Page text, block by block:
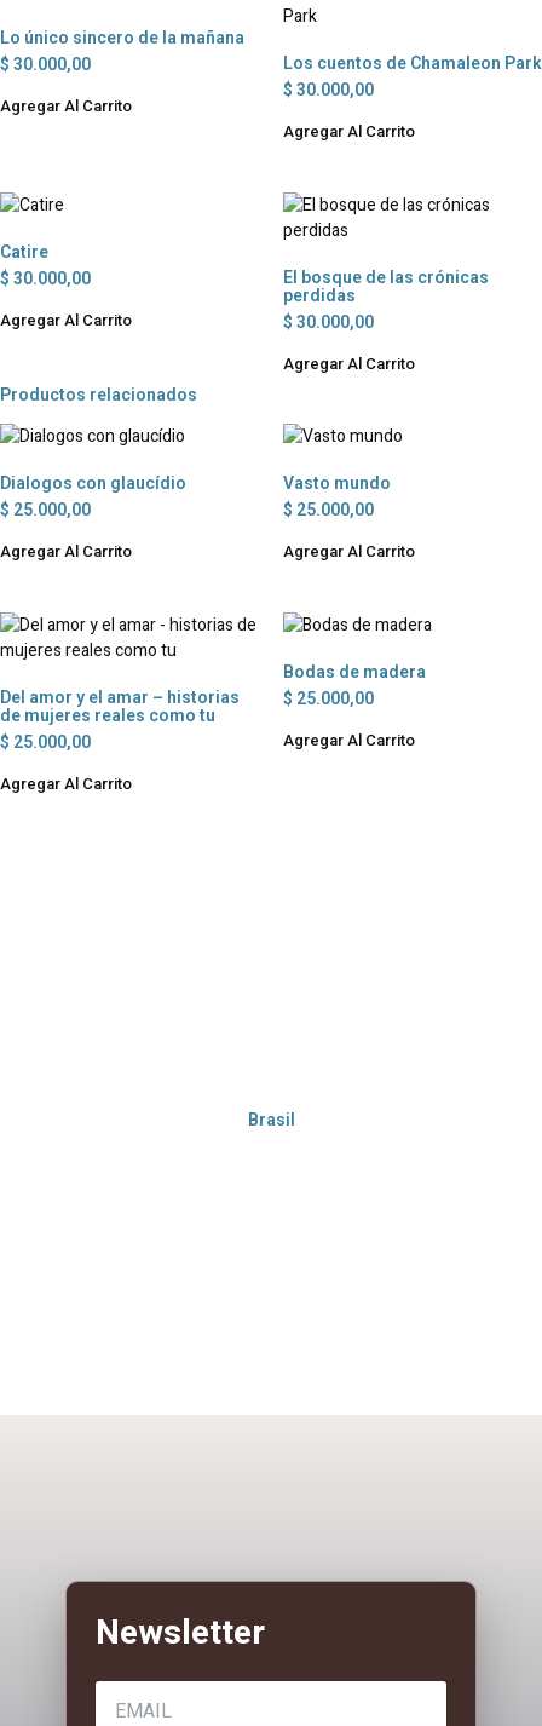
Lo único sincero de la mañana
$ 30.000,00
Agregar Al Carrito
Los cuentos de Chamaleon Park
$ 30.000,00
Agregar Al Carrito
Catire
$ 30.000,00
Agregar Al Carrito
El bosque de las crónicas
perdidas
$ 30.000,00
Agregar Al Carrito
Productos relacionados
Dialogos con glaucídio
$ 25.000,00
Agregar Al Carrito
Vasto mundo
$ 25.000,00
Agregar Al Carrito
Del amor y el amar – historias
de mujeres reales como tu
$ 25.000,00
Agregar Al Carrito
Bodas de madera
$ 25.000,00
Agregar Al Carrito
Brasil